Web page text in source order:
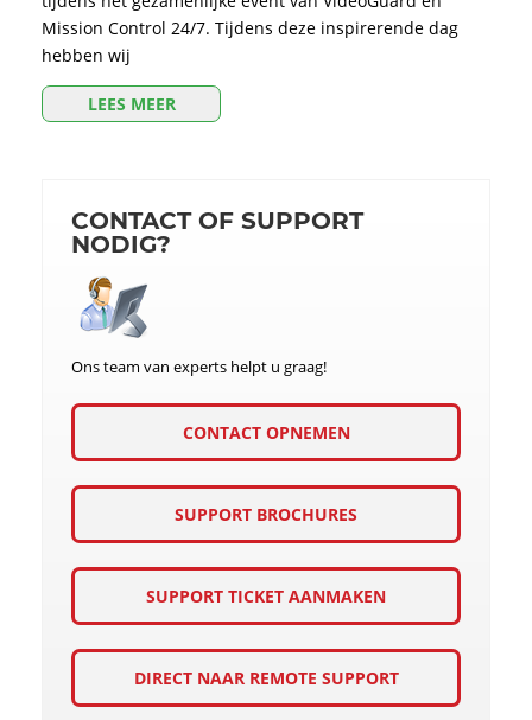
Mission Control 24/7. Tijdens deze inspirerende dag
hebben wij
LEES MEER
CONTACT OF SUPPORT
NODIG?
Ons team van experts helpt u graag!
CONTACT OPNEMEN
SUPPORT BROCHURES
SUPPORT TICKET AANMAKEN
DIRECT NAAR REMOTE SUPPORT